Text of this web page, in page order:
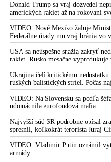
Donald Trump sa vraj dozvedel
amerických rakiet až na rokovaní
Camp David v Marylande, a preto
Irán. Prezident USA sa pre to
bol presvedčený o opaku
VIDEO: Nové Mexiko žaluje
Federálne úrady mu vraj bránia vo
organizátora pedofilnej siete
dve dievčatá zo zahraničia, ktoré
fetišistického sexu, pochovali v
štáte
USA sa neúspešne snažia zakryť
rakiet. Rusko mesačne
všetci producenti systémov Patriot
Ukrajina čelí kritickému nedostatku
ruských balistických striel. Počas
nepodarilo zostreliť ani jednu.
prostredníctvom NATO zabezpečiť
VIDEO: Na Slovensku sa podľa
udomácnila eurofondová mafia
Najvyšší súd SR podrobne opísal
spresnil, koľkokrát terorista Juraj
VIDEO: Vladimir Putin oznámil
armády